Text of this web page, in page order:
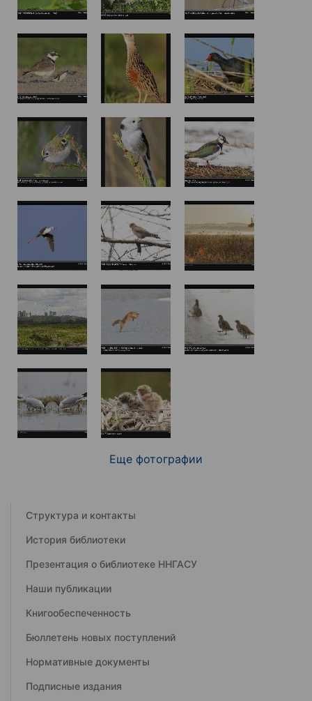
Еще фотографии
Структура и контакты
История библиотеки
Презентация о библиотеке ННГАСУ
Наши публикации
Книгообеспеченность
Бюллетень новых поступлений
Нормативные документы
Подписные издания